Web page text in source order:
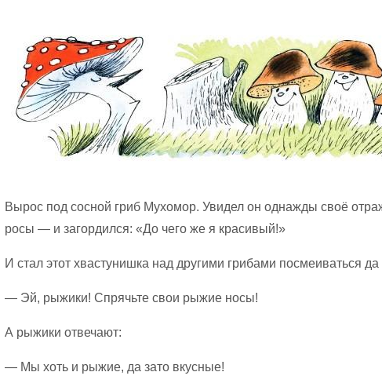
Вырос под сосной гриб Мухомор. Увидел он однажды своё
росы — и загордился: «До чего же я красивый!»
И стал этот хвастунишка над другими гриба­ми посмеиваться
— Эй, рыжики! Спрячьте свои рыжие носы!
А рыжики отвечают:
— Мы хоть и рыжие, да зато вкусные!